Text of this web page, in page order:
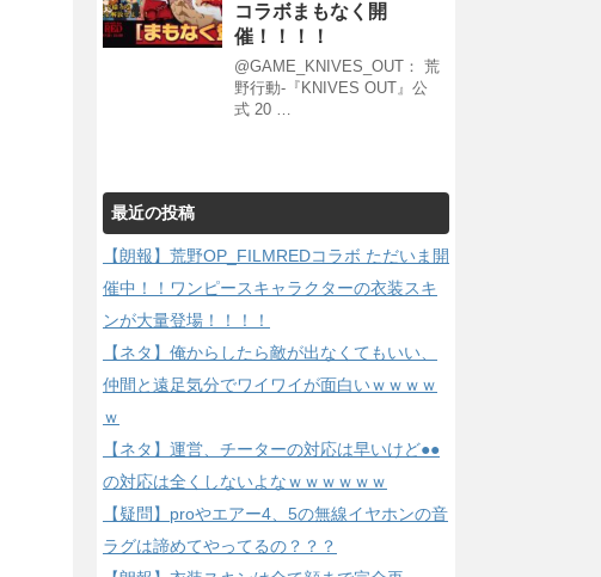
コラボまもなく開
催！！！！
@GAME_KNIVES_OUT： 荒
野行動-『KNIVES OUT』公
式 20 …
最近の投稿
【朗報】荒野OP_FILMREDコラボ ただいま開
催中！！ワンピースキャラクターの衣装スキ
ンが大量登場！！！！
【ネタ】俺からしたら敵が出なくてもいい、
仲間と遠足気分でワイワイが面白いｗｗｗｗ
ｗ
【ネタ】運営、チーターの対応は早いけど●●
の対応は全くしないよなｗｗｗｗｗｗ
【疑問】proやエアー4、5の無線イヤホンの音
ラグは諦めてやってるの？？？